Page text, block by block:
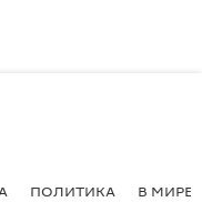
ПОЛИТИКА В МИРЕ